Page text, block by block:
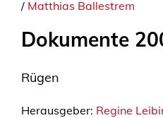
/ Matthias Ballestrem
Dokumente
Rügen
Herausgeber: Regine